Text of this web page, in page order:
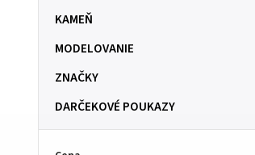
KAMEŇ
MODELOVANIE
ZNAČKY
DARČEKOVÉ POUKAZY